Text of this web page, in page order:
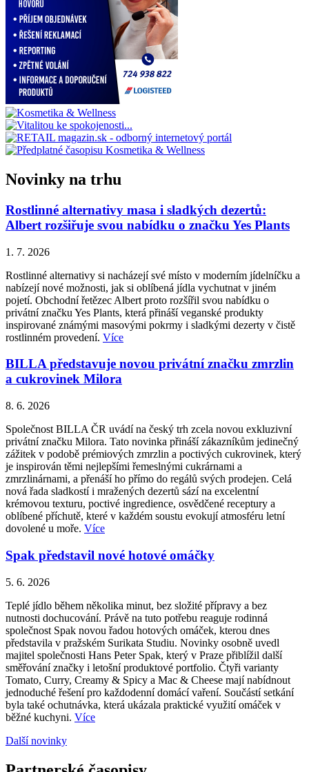
Novinky na trhu
Rostlinné alternativy masa i sladkých dezertů:
Albert rozšiřuje svou nabídku o značku Yes Plants
1. 7. 2026
Rostlinné alternativy si nacházejí své místo v moderním jídelníčku a
nabízejí nové možnosti, jak si oblíbená jídla vychutnat v jiném
pojetí. Obchodní řetězec Albert proto rozšířil svou nabídku o
privátní značku Yes Plants, která přináší veganské produkty
inspirované známými masovými pokrmy i sladkými dezerty v čistě
rostlinném provedení. Více
BILLA představuje novou privátní značku zmrzlin
a cukrovinek Milora
8. 6. 2026
Společnost BILLA ČR uvádí na český trh zcela novou exkluzivní
privátní značku Milora. Tato novinka přináší zákazníkům jedinečný
zážitek v podobě prémiových zmrzlin a poctivých cukrovinek, který
je inspirován těmi nejlepšími řemeslnými cukrárnami a
zmrzlinárnami, a přenáší ho přímo do regálů svých prodejen. Celá
nová řada sladkostí i mražených dezertů sází na excelentní
krémovou texturu, poctivé ingredience, osvědčené receptury a
oblíbené příchutě, které v každém soustu evokují atmosféru letní
dovolené u moře. Více
Spak představil nové hotové omáčky
5. 6. 2026
Teplé jídlo během několika minut, bez složité přípravy a bez
nutnosti dochucování. Právě na tuto potřebu reaguje rodinná
společnost Spak novou řadou hotových omáček, kterou dnes
představila v pražském Surikata Studiu. Novinky osobně uvedl
majitel společnosti Hans Peter Spak, který v Praze přiblížil další
směřování značky i letošní produktové portfolio. Čtyři varianty
Tomato, Curry, Creamy & Spicy a Mac & Cheese mají nabídnout
jednoduché řešení pro každodenní domácí vaření. Součástí setkání
byla také ochutnávka, která ukázala praktické využití omáček v
běžné kuchyni. Více
Další novinky